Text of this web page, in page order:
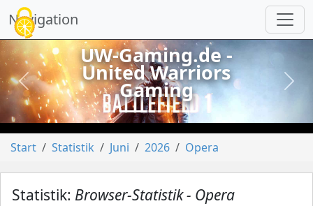
Navigation
vorheriges
UW-Gaming.de -
United Warriors
Gaming
Start Statistik Juni 2026 Opera
Statistik: Browser-Statistik - Opera
Cookie-Einstellungen